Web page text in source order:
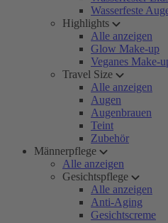
Wasserfeste
Highlights
Alle anzeigen
Glow Make-up
Veganes Make-
Travel Size
Alle anzeigen
Augen
Augenbrauen
Teint
Zubehör
Männerpflege
Alle anzeigen
Gesichtspflege
Alle anzeigen
Anti-Aging
Gesichtscreme